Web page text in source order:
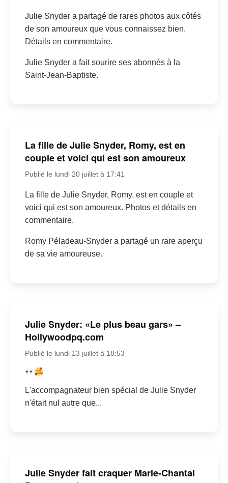
Julie Snyder a partagé de rares photos aux côtés
de son amoureux que vous connaissez bien.
Détails en commentaire.
Julie Snyder a fait sourire ses abonnés à la
Saint-Jean-Baptiste.
La fille de Julie Snyder, Romy, est en
couple et voici qui est son amoureux
Publié le lundi 20 juillet à 17:41
La fille de Julie Snyder, Romy, est en couple et
voici qui est son amoureux. Photos et détails en
commentaire.
Romy Péladeau-Snyder a partagé un rare aperçu
de sa vie amoureuse.
Julie Snyder: «Le plus beau gars» –
Hollywoodpq.com
Publié le lundi 13 juillet à 18:53
L'accompagnateur bien spécial de Julie Snyder
n'était nul autre que...
Julie Snyder fait craquer Marie-Chantal